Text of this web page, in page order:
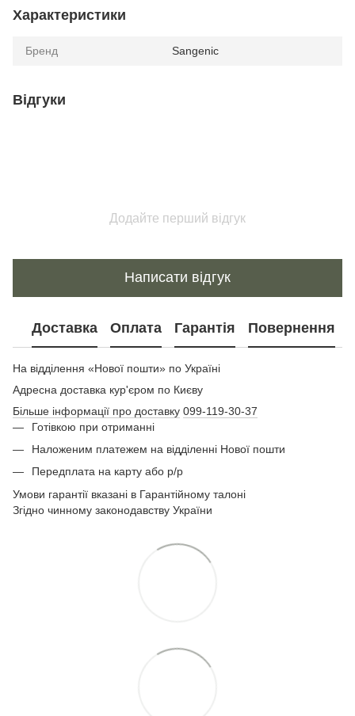
Характеристики
Бренд Sangenic
Відгуки
Додайте перший відгук
Написати відгук
Доставка Оплата Гарантія Повернення
На відділення «Нової пошти» по Україні
Адресна доставка кур'єром по Києву
Більше інформації про доставку 099-119-30-37
Готівкою при отриманні
Наложеним платежем на відділенні Нової пошти
Передплата на карту або р/р
Умови гарантії вказані в Гарантійному талоні
Згідно чинному законодавству України